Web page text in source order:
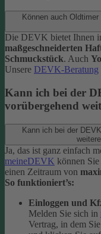
Können auch
Die DEVK bietet Ihnen
maßgeschneiderten
Schmuckstück. Auch
Unsere DEVK-Beratung
Kann ich bei der
vorübergehend
Kann ich bei der
Ja, das ist ganz einfach
meineDEVK können Sie
einen Zeitraum von
So funktioniert’s:
Einloggen und
Melden Sie sich in
Vertrag, in dem